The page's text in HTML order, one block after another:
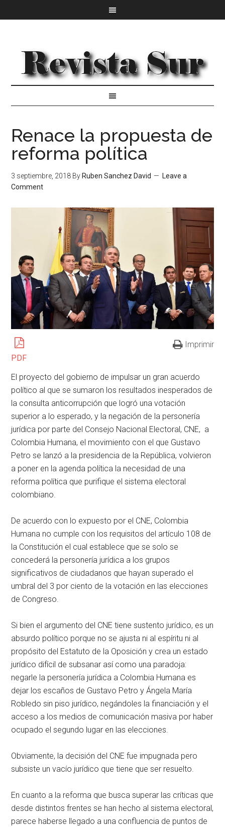
Renace la propuesta de
reforma política
3 septiembre, 2018 By Ruben Sanchez David
Leave a
Comment
PDF
Imprimir
El proyecto del gobierno de impulsar un gran acuerdo
político al que se sumaron los resultados inesperados de
la consulta anticorrupción que logró una votación
superior a lo esperado, y la negación de la personería
jurídica por parte del Consejo Nacional Electoral, CNE, a
Colombia Humana, el movimiento con el que Gustavo
Petro se lanzó a la presidencia de la República, volvieron
a poner en la agenda política la necesidad de una
reforma política que purifique el sistema electoral
colombiano.
De acuerdo con lo expuesto por el CNE, Colombia
Humana no cumple con los requisitos del artículo 108 de
la Constitución el cual establece que se solo se
concederá la personería jurídica a los grupos
significativos de ciudadanos que hayan superado el
umbral del 3 por ciento de la votación en las elecciones
de Congreso.
Si bien el argumento del CNE tiene sustento jurídico, es un
absurdo político porque no se ajusta ni al espíritu ni al
propósito del Estatuto de la Oposición y crea un estado
jurídico difícil de subsanar así como una paradoja:
negarle la personería jurídica a Colombia Humana es
dejar los escaños de Gustavo Petro y Ángela María
Robledo sin piso jurídico, negándoles la financiación y el
acceso a los medios de comunicación masiva por haber
ocupado el segundo lugar en las elecciones.
Obviamente, la decisión del CNE fue impugnada pero
subsiste un vacío jurídico que tiene que ser resuelto.
En cuanto a la reforma que busca superar las críticas que
desde distintos frentes se han hecho al sistema electoral,
parece haberse llegado a una confluencia de puntos de